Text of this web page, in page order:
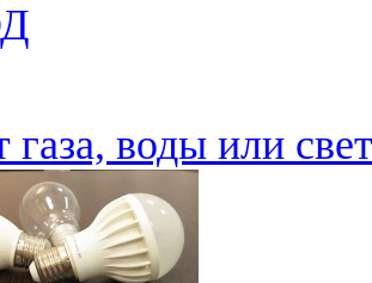
газа, воды или